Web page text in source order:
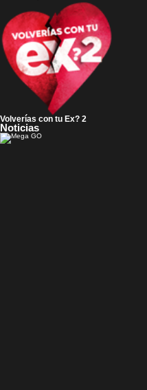
Volverías con tu Ex? 2
Noticias